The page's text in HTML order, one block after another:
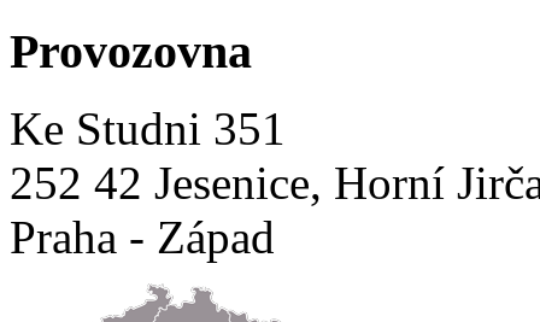
Provozovna
Ke Studni 351
252 42 Jesenice, Horní
Praha - Západ